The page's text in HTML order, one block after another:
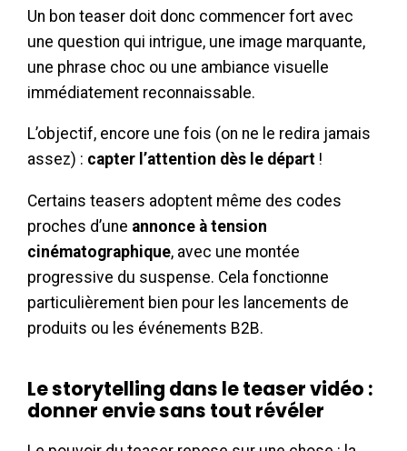
Un bon teaser doit donc commencer fort avec
une question qui intrigue, une image marquante,
une phrase choc ou une ambiance visuelle
immédiatement reconnaissable.
L’objectif, encore une fois (on ne le redira jamais
assez) : capter l’attention dès le départ !
Certains teasers adoptent même des codes
proches d’une annonce à tension
cinématographique, avec une montée
progressive du suspense. Cela fonctionne
particulièrement bien pour les lancements de
produits ou les événements B2B.
Le storytelling dans le teaser vidéo :
donner envie sans tout révéler